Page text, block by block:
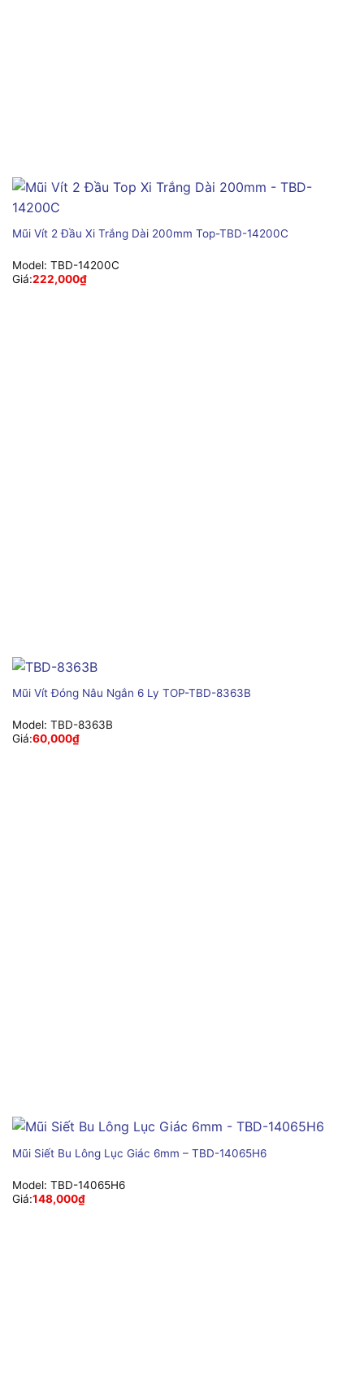
Mũi Vít 2 Đầu Xi Trắng Dài 200mm Top-TBD-14200C
Model: TBD-14200C
Giá:222,000₫
Mũi Vít Đóng Nâu Ngắn 6 Ly TOP-TBD-8363B
Model: TBD-8363B
Giá:60,000₫
Mũi Siết Bu Lông Lục Giác 6mm – TBD-14065H6
Model: TBD-14065H6
Giá:148,000₫